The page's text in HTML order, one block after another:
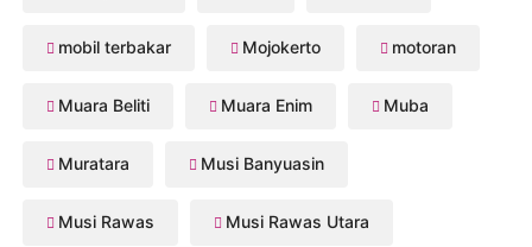
mobil terbakar Mojokerto motoran
Muara Beliti Muara Enim Muba
Muratara Musi Banyuasin
Musi Rawas Musi Rawas Utara